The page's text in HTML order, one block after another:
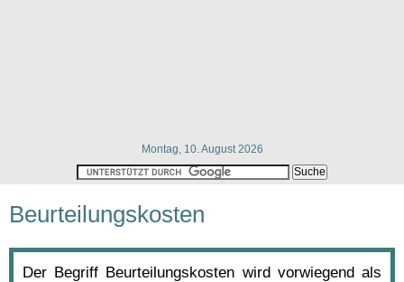
Montag, 10. August 2026
Beurteilungskosten
Der Begriff Beurteilungskosten wird vorwiegend als